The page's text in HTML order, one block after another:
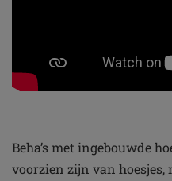
Beha’s met ingebouwde
voorzien zijn van hoesjes,